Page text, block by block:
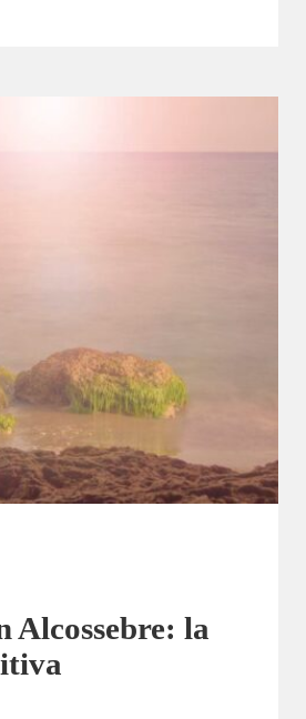
Alcossebre: la